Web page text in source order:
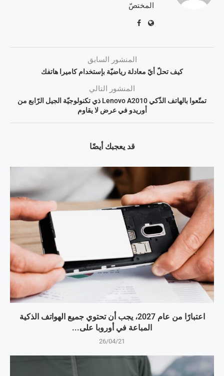
المختصّ
المنشور السابق
كيف تحلّ أيّ معادلة رياضيّة بإستخدام كاميرا هاتفك
المنشور التالي
تمتّعوا بالهاتف الذّكي Lenovo A2010 ذي تكنولوجيّة الجيل الرّابع من
أوريدو في عرض لا يقاوم
قد يعجبك أيضًا
اعتبارًا من عام 2027، يجب أن تحتوي جميع الهواتف الذكية
المباعة في أوروبا على...
26/04/21